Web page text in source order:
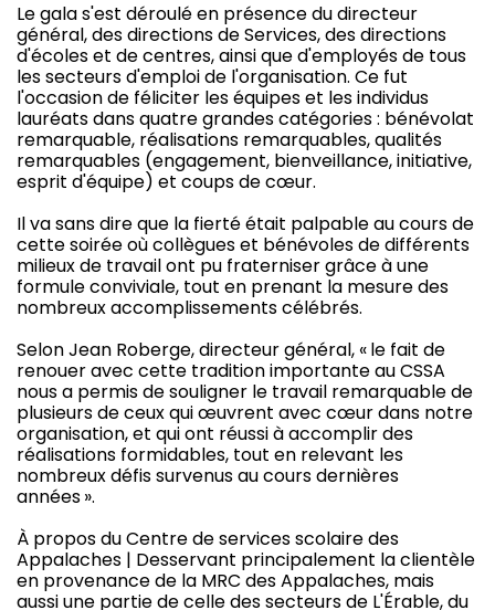
Le gala s'est déroulé en présence du directeur
général, des directions de Services, des directions
d'écoles et de centres, ainsi que d'employés de tous
les secteurs d'emploi de l'organisation. Ce fut
l'occasion de féliciter les équipes et les individus
lauréats dans quatre grandes catégories : bénévolat
remarquable, réalisations remarquables, qualités
remarquables (engagement, bienveillance, initiative,
esprit d'équipe) et coups de cœur.
Il va sans dire que la fierté était palpable au cours de
cette soirée où collègues et bénévoles de différents
milieux de travail ont pu fraterniser grâce à une
formule conviviale, tout en prenant la mesure des
nombreux accomplissements célébrés.
Selon Jean Roberge, directeur général, « le fait de
renouer avec cette tradition importante au CSSA
nous a permis de souligner le travail remarquable de
plusieurs de ceux qui œuvrent avec cœur dans notre
organisation, et qui ont réussi à accomplir des
réalisations formidables, tout en relevant les
nombreux défis survenus au cours dernières
années ».
À propos du Centre de services scolaire des
Appalaches | Desservant principalement la clientèle
en provenance de la MRC des Appalaches, mais
aussi une partie de celle des secteurs de L'Érable, du